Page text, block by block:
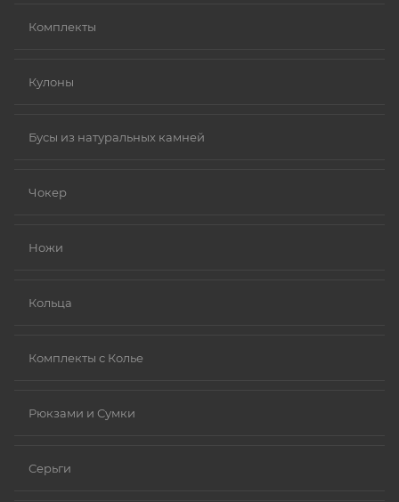
Комплекты
Кулоны
Бусы из натуральных камней
Чокер
Ножи
Кольца
Комплекты с Колье
Рюкзами и Сумки
Серьги